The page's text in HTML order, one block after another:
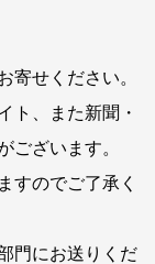
寄せください。
ト、また新聞・
ございます。
すのでご了承く
門にお送りくだ